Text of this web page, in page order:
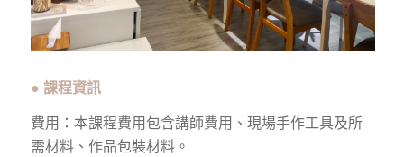
● 課程資訊
費用：本課程費用包含講師費用、現場手作工具及所
需材料、作品包裝材料。